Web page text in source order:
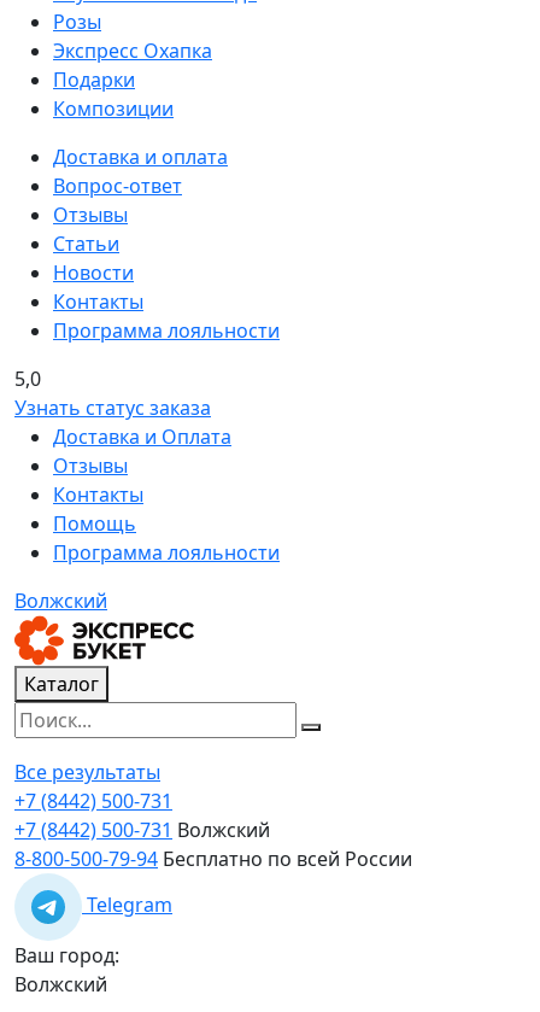
Розы
Экспресс Охапка
Подарки
Композиции
Доставка и оплата
Вопрос-ответ
Отзывы
Статьи
Новости
Контакты
Программа лояльности
5,0
Узнать статус заказа
Доставка и Оплата
Отзывы
Контакты
Помощь
Программа лояльности
Волжский
Каталог
Все результаты
+7 (8442) 500-731
+7 (8442) 500-731 Волжский
8-800-500-79-94 Бесплатно по всей России
Telegram
Ваш город:
Волжский